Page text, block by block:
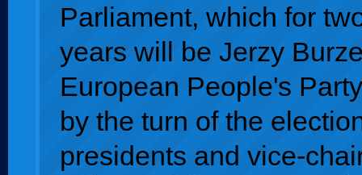
Parliament, which for
years will be Jerzy
European People's
by the turn of the
presidents and vice-